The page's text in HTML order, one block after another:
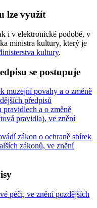
lze využít
i v elektronické podobě, v
ministra kultury, který je
kultury.
se postupuje
muzejní povahy a o změně
předpisů
a o změně
pravidla), ve znění
zákon o ochraně sbírek
zákonů, ve znění
péči, ve znění pozdějších